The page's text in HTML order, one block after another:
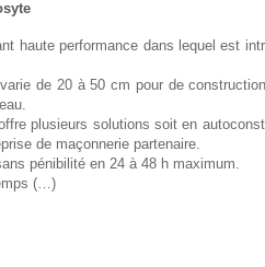
haute performance dans lequel est
de 20 à 50 cm pour de
plusieurs solutions soit en
de maçonnerie partenaire.
pénibilité en 24 à 48 h maximum.
(…)